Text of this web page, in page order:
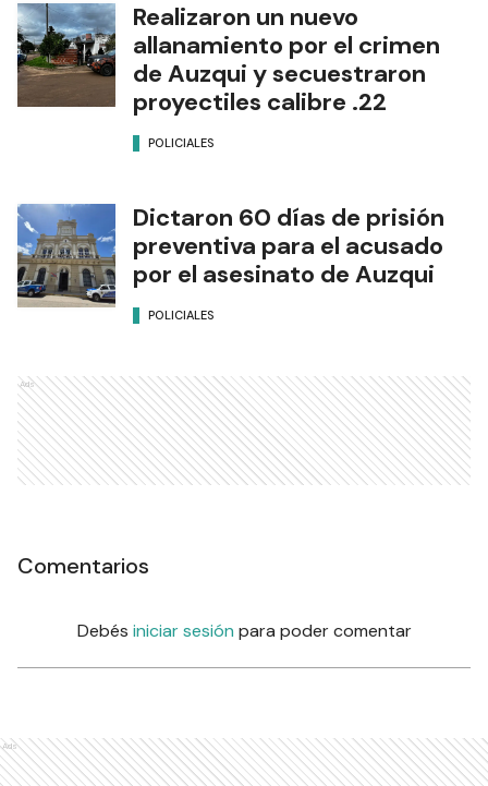
Realizaron un nuevo
allanamiento por el crimen
de Auzqui y secuestraron
proyectiles calibre .22
POLICIALES
Dictaron 60 días de prisión
preventiva para el acusado
por el asesinato de Auzqui
POLICIALES
Ads
Comentarios
Debés iniciar sesión para poder comentar
Ads